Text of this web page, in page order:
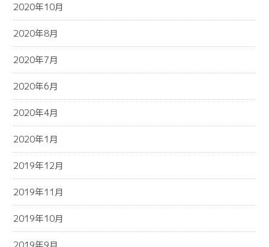
2020年10月
2020年8月
2020年7月
2020年6月
2020年4月
2020年1月
2019年12月
2019年11月
2019年10月